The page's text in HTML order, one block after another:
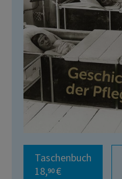
Taschenbuch
18,90 €